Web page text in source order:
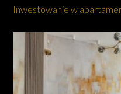
Inwestowanie w